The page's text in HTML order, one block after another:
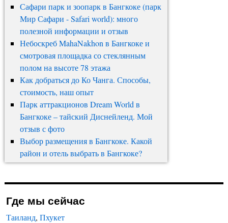
Сафари парк и зоопарк в Бангкоке (парк
Мир Сафари - Safari world): много
полезной информации и отзыв
Небоскреб MahaNakhon в Бангкоке и
смотровая площадка со стеклянным
полом на высоте 78 этажа
Как добраться до Ко Чанга. Способы,
стоимость, наш опыт
Парк аттракционов Dream World в
Бангкоке – тайский Диснейленд. Мой
отзыв с фото
Выбор размещения в Бангкоке. Какой
район и отель выбрать в Бангкоке?
Где мы сейчас
Таиланд, Пхукет